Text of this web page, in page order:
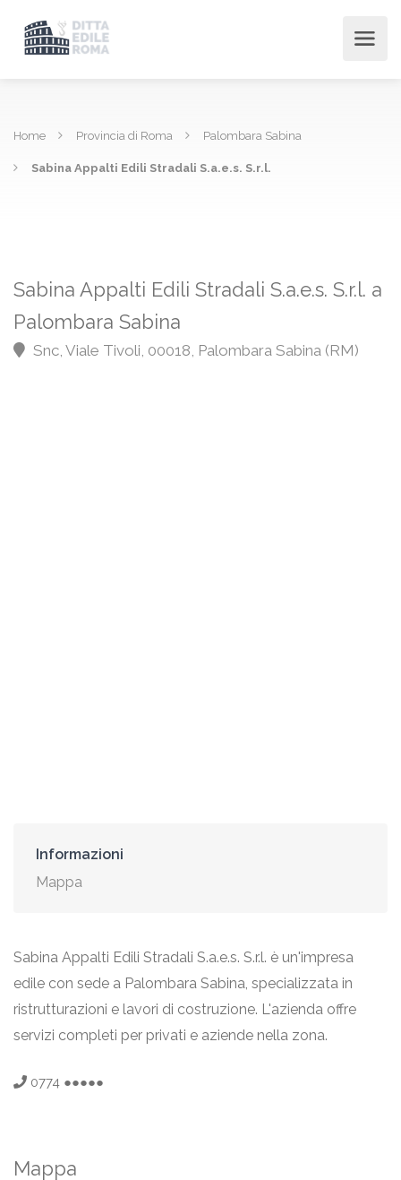
Home Provincia di Roma Palombara Sabina
Sabina Appalti Edili Stradali S.a.e.s. S.r.l.
Sabina Appalti Edili Stradali S.a.e.s. S.r.l. a
Palombara Sabina
Snc, Viale Tivoli, 00018, Palombara Sabina (RM)
Informazioni
Mappa
Sabina Appalti Edili Stradali S.a.e.s. S.r.l. è un'impresa
edile con sede a Palombara Sabina, specializzata in
ristrutturazioni e lavori di costruzione. L'azienda offre
servizi completi per privati e aziende nella zona.
0774 ●●●●●
Mappa